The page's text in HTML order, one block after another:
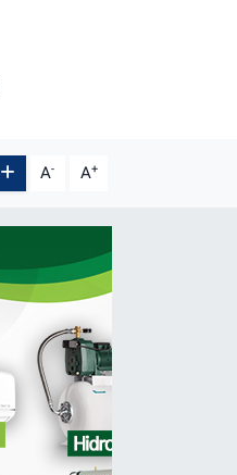
A- A+